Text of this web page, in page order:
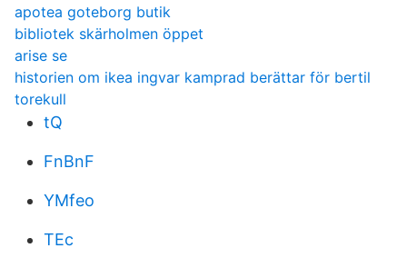
apotea goteborg butik
bibliotek skärholmen öppet
arise se
historien om ikea ingvar kamprad berättar för bertil
torekull
tQ
FnBnF
YMfeo
TEc